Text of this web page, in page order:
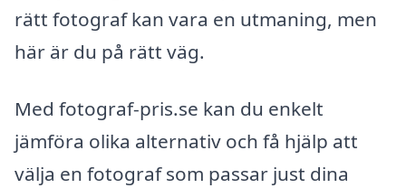
rätt fotograf kan vara en utmaning, men
här är du på rätt väg.
Med fotograf-pris.se kan du enkelt
jämföra olika alternativ och få hjälp att
välja en fotograf som passar just dina